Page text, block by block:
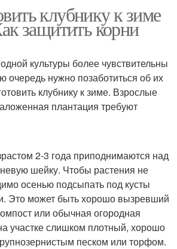
клубнику к зиме
защитить корни
культуры более чувствительны
очередь нужно позаботиться об их
клубнику к зиме. Взрослые
плантация требуют
2-3 года приподнимаются над
шейку. Чтобы растения не
осенью подсыпать под кусты
Это может быть хорошо вызревший
или обычная огородная
участке слишком плотный, хорошо
песком или торфом.